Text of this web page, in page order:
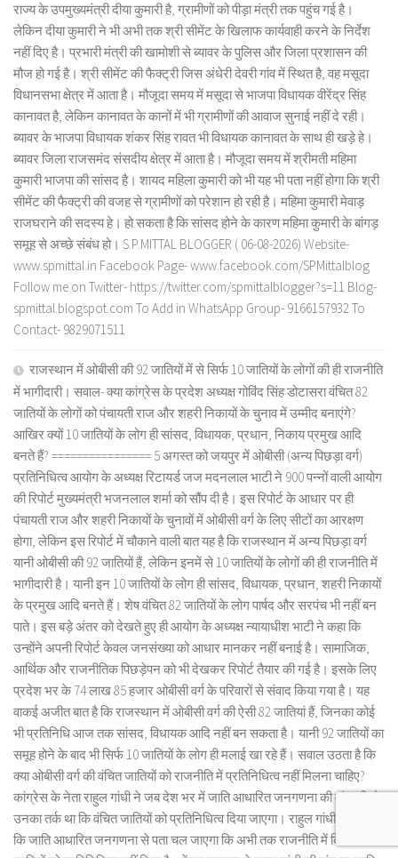
राज्य के उपमुख्यमंत्री दीया कुमारी है, ग्रामीणों को पीड़ा मंत्री तक पहुंच गई है।
लेकिन दीया कुमारी ने भी अभी तक श्री सीमेंट के खिलाफ कार्यवाही करने के निर्देश
नहीं दिए है। प्रभारी मंत्री की खामोशी से ब्यावर के पुलिस और जिला प्रशासन की
मौज हो गई है। श्री सीमेंट की फैक्ट्री जिस अंधेरी देवरी गांव में स्थित है, वह मसूदा
विधानसभा क्षेत्र में आता है। मौजूदा समय में मसूदा से भाजपा विधायक वीरेंद्र सिंह
कानावत है, लेकिन कानावत के कानों में भी ग्रामीणों की आवाज सुनाई नहीं दे रही।
ब्यावर के भाजपा विधायक शंकर सिंह रावत भी विधायक कानावत के साथ ही खड़े हे।
ब्यावर जिला राजसमंद संसदीय क्षेत्र में आता है। मौजूदा समय में श्रीमती महिमा
कुमारी भाजपा की सांसद है। शायद महिला कुमारी को भी यह भी पता नहीं होगा कि श्री
सीमेंट की फैक्ट्री की वजह से ग्रामीणों को परेशान हो रही है। महिमा कुमारी मेवाड़
राजघराने की सदस्य हे। हो सकता है कि सांसद होने के कारण महिमा कुमारी के बांगड़
समूह से अच्छे संबंध हो। S.P.MITTAL BLOGGER ( 06-08-2026) Website-
www.spmittal.in Facebook Page- www.facebook.com/SPMittalblog
Follow me on Twitter- https://twitter.com/spmittalblogger?s=11 Blog-
spmittal.blogspot.com To Add in WhatsApp Group- 9166157932 To
Contact- 9829071511
राजस्थान में ओबीसी की 92 जातियों में से सिर्फ 10 जातियों के लोगों की ही राजनीति
में भागीदारी। सवाल- क्या कांग्रेस के प्रदेश अध्यक्ष गोविंद सिंह डोटासरा वंचित 82
जातियों के लोगों को पंचायती राज और शहरी निकायों के चुनाव में उम्मीद बनाएंगे?
आखिर क्यों 10 जातियों के लोग ही सांसद, विधायक, प्रधान, निकाय प्रमुख आदि
बनते हैं? ================ 5 अगस्त को जयपुर में ओबीसी (अन्य पिछड़ा वर्ग)
प्रतिनिधित्व आयोग के अध्यक्ष रिटायर्ड जज मदनलाल भाटी ने 900 पन्नों वाली आयोग
की रिपोर्ट मुख्यमंत्री भजनलाल शर्मा को सौंप दी है। इस रिपोर्ट के आधार पर ही
पंचायती राज और शहरी निकायों के चुनावों में ओबीसी वर्ग के लिए सीटों का आरक्षण
होगा, लेकिन इस रिपोर्ट में चौकाने वाली बात यह है कि राजस्थान में अन्य पिछड़ा वर्ग
यानी ओबीसी की 92 जातियों हैं, लेकिन इनमें से 10 जातियों के लोगों की ही राजनीति में
भागीदारी है। यानी इन 10 जातियों के लोग ही सांसद, विधायक, प्रधान, शहरी निकायों
के प्रमुख आदि बनते हैं। शेष वंचित 82 जातियों के लोग पार्षद और सरपंच भी नहीं बन
पाते। इस बड़े अंतर को देखते हुए ही आयोग के अध्यक्ष न्यायाधीश भाटी ने कहा कि
उन्होंने अपनी रिपोर्ट केवल जनसंख्या को आधार मानकर नहीं बनाई है। सामाजिक,
आर्थिक और राजनीतिक पिछड़ेपन को भी देखकर रिपोर्ट तैयार की गई है। इसके लिए
प्रदेश भर के 74 लाख 85 हजार ओबीसी वर्ग के परिवारों से संवाद किया गया है। यह
वाकई अजीत बात है कि राजस्थान में ओबीसी वर्ग की ऐसी 82 जातियां हैं, जिनका कोई
भी प्रतिनिधि आज तक सांसद, विधायक आदि नहीं बन सकता है। यानी 92 जातियों का
समूह होने के बाद भी सिर्फ 10 जातियों के लोग ही मलाई खा रहे हैं। सवाल उठता है कि
क्या ओबीसी वर्ग की वंचित जातियों को राजनीति में प्रतिनिधित्व नहीं मिलना चाहिए?
कांग्रेस के नेता राहुल गांधी ने जब देश भर में जाति आधारित जनगणना की मांग की तो
उनका तर्क था कि वंचित जातियों को प्रतिनिधित्व दिया जाएगा। राहुल गांधी कहना रहा
कि जाति आधारित जनगणना से पता चल जाएगा कि अभी तक राजनीति में किन